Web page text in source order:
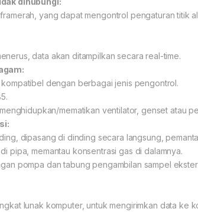
yang dapat mengontrol pengaturan titik
data akan ditampilkan secara real-time.
dengan berbagai jenis pengontrol.
mematikan ventilator, genset atau
dipasang di dinding secara langsung,
pipa, memantau konsentrasi gas di dalamnya.
pompa dan tabung pengambilan sampel
lunak komputer, untuk mengirimkan data ke